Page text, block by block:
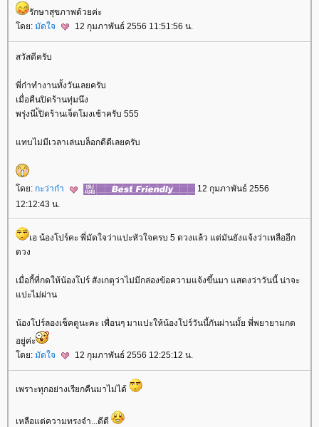
รักษาสุขภาพด้วยค่ะ
ดย: มัดใจ 12 กุมภาพันธ์ 2556 11:51:56 น.
สวัสดีครับ
พี่ก๋าทำงานทั้งวันเลยครับ
เมื่อคืนปิดร้านทุ่มนึง
พรุ่งนีเ้ปิดร้านเจ็ดโมงเช้าครับ 555
ทบไม่มีเวลาเล่นบล็อกดีดีเลยครับ
ดย: กะว่าก๋า
12 กุมภาพันธ์ 2556
12:12:43 น.
เอ น้องโปร์คะ พี่มัดใจว่าแปะหัวใจครบ 5 ดวงแล้ว แต่มันยังแจ้งว่าเหลืออีก
ดวง
เมื่อกี้ที่กดให้น้องโปร์ สังเกตุว่าไม่มีกล่องข้อความแจ้งขึ้นมา แสดงว่าวันนี้ น่าจะ
ปะไม่ผ่าน
น้องโปร์ลองเช็คดูนะคะ เพื่อนๆ มาแปะให้น้องโปร์วันนี้กันผ่านมั้ย พี่พยายามกด
อยู่ค่ะ
ดย: มัดใจ 12 กุมภาพันธ์ 2556 12:25:12 น.
เพราะทุกอย่างเรียกคืนมาไม่ได้
เหลือแต่ความทรงจำ...ดีดี